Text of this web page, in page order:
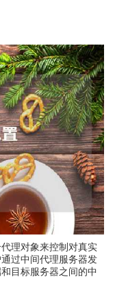
理对象来控制对真实
过中间代理服务器发
目标服务器之间的中